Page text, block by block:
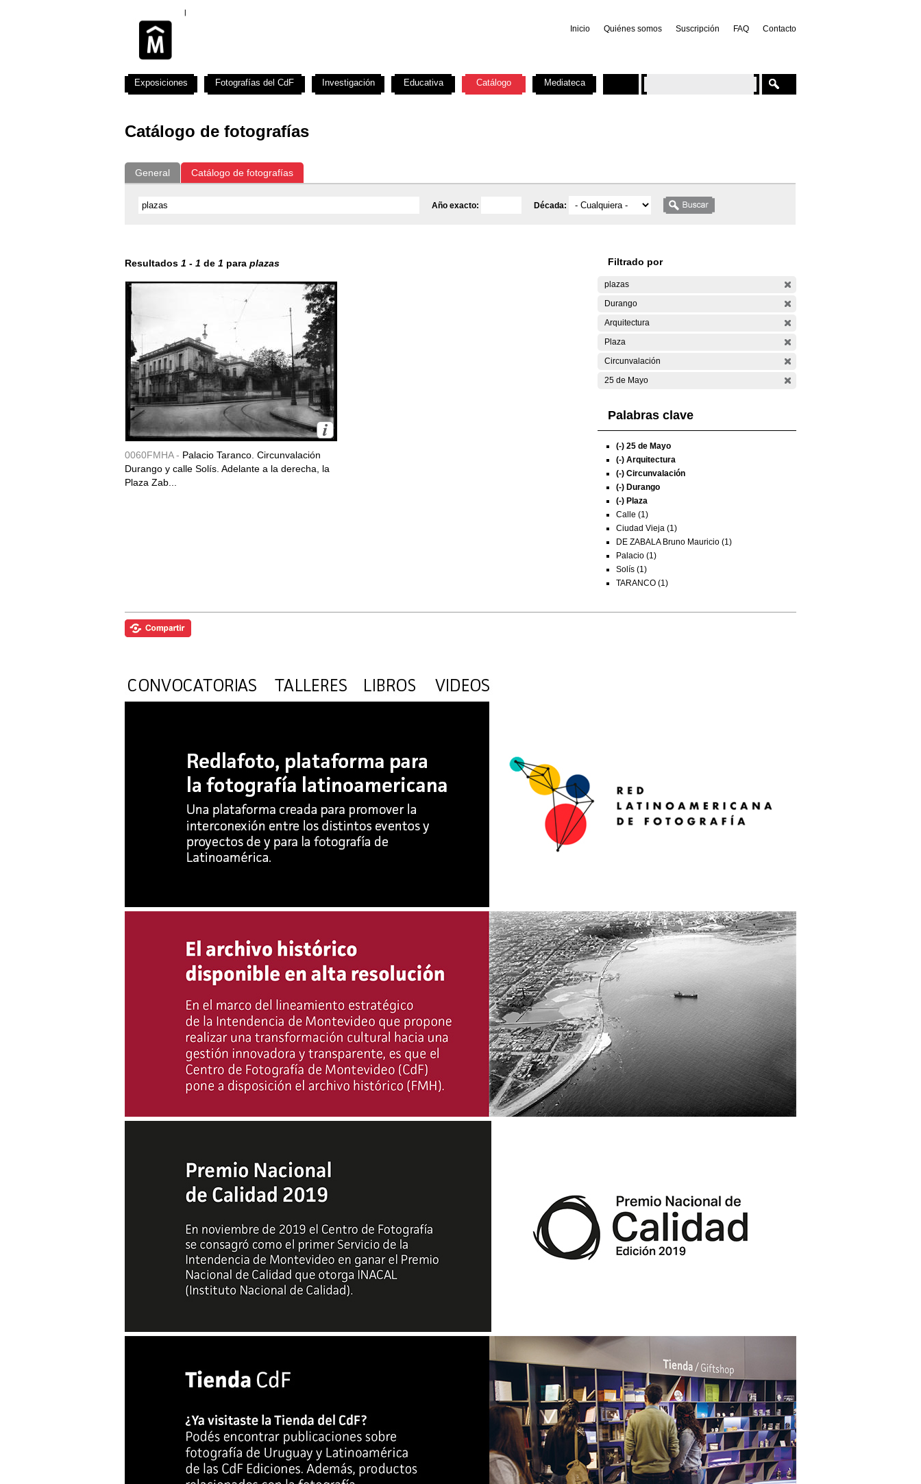
Inicio Quiénes somos Suscripción FAQ Contacto
Catálogo de fotografías
General Catálogo de fotografías
Año exacto: Década:
Resultados 1 - 1 de 1 para plazas
0060FMHA - Palacio Taranco. Circunvalación
Durango y calle Solís. Adelante a la derecha, la
Plaza Zab...
Filtrado por
plazas
Durango
Arquitectura
Plaza
Circunvalación
25 de Mayo
Palabras clave
(-) 25 de Mayo
(-) Arquitectura
(-) Circunvalación
(-) Durango
(-) Plaza
Calle (1)
Ciudad Vieja (1)
DE ZABALA Bruno Mauricio (1)
Palacio (1)
Solís (1)
TARANCO (1)
Exposiciones Fotografías del CdF Investigación Educativa Catálogo Mediateca